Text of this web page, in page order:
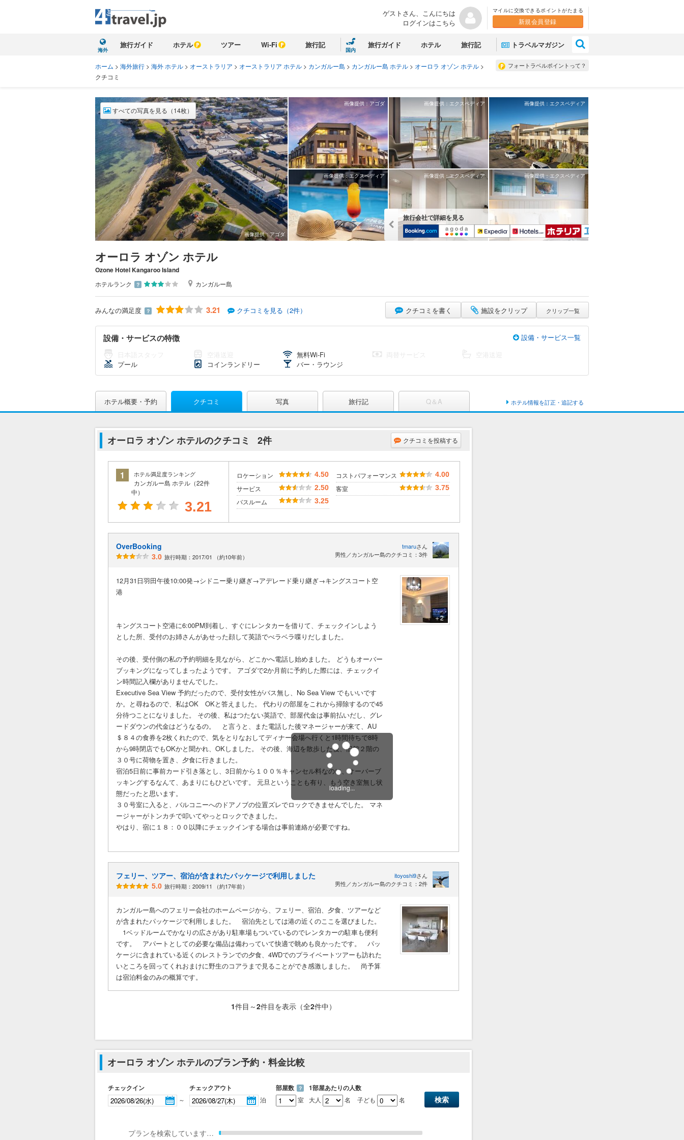
ゲストさん、こんにちは
ログインはこちら
マイルに交換できるポイントがたまる
新規会員登録
海外
旅行ガイド ホテル ツアー Wi-Fi 旅行記
国内
旅行ガイド ホテル 旅行記 トラベルマガジン
フォートラベルポイントって？
ホーム > 海外旅行 > 海外 ホテル > オーストラリア > オーストラリア ホテル > カンガルー島 > カンガルー島 ホテル > オーロラ オゾン ホテル >
クチコミ
画像提供：アゴダ
すべての写真を見る（14枚）
画像提供：アゴダ 画像提供：エクスペディア 画像提供：エクスペディア
画像提供：エクスペディア 画像提供：エクスペディア 画像提供：エクスペディア
旅行会社で詳細を見る
オーロラ オゾン ホテル
Ozone Hotel Kangaroo Island
ホテルランク ？ カンガルー島
みんなの満足度 ？ 3.21 クチコミを見る（2件） クチコミを書く 施設をクリップ クリップ一覧
設備・サービスの特徴
設備・サービス一覧
無料Wi-Fi
プール
コインランドリー バー・ラウンジ
ホテル概要・予約 クチコミ 写真 旅行記 Q＆A ホテル情報を訂正・追記する
オーロラ オゾン ホテルのクチコミ 2件 クチコミを投稿する
1 ホテル満足度ランキング
カンガルー島 ホテル（22件
中）
3.21
ロケーション 4.50 コストパフォーマンス 4.00
サービス 2.50 客室 3.75
バスルーム 3.25
OverBooking
3.0 旅行時期：2017/01 （約10年前）
tmaruさん
男性／カンガルー島のクチコミ：3件
12月31日羽田午後10:00発→シドニー乗り継ぎ→アデレード乗り継ぎ→キングスコート空
港
キングスコート空港に6:00PM到着し、すぐにレンタカーを借りて、チェックインしよう
とした所、受付のお姉さんがあせった顔して英語でべラベラ喋りだしました。
その後、受付側の私の予約明細を見ながら、どこかへ電話し始めました。 どうもオーバー
ブッキングになってしまったようです。 アゴダで2か月前に予約した際には、チェックイ
ン時間記入欄がありませんでした。
Executive Sea View 予約だったので、受付女性がバス無し、No Sea View でもいいです
か。と尋ねるので、私はOK OKと答えました。 代わりの部屋をこれから掃除するので45
分待つことになりました。 その後、私はつたない英語で、部屋代金は事前払いだし、グレ
ードダウンの代金はどうなるの。 と言うと、また電話した後マネージャーが来て、AU
＄８４の食券を2枚くれたので、気をとりなおしてディナー会場へ行くと1時間待ちで8時
から9時閉店でもOKかと聞かれ、OKしました。 その後、海辺を散歩した後、旧館２階の
３０号に荷物を置き、夕食に行きました。
宿泊5日前に事前カード引き落とし、3日前から１００％キャンセル料なのに、オーバーブ
ッキングするなんて、あまりにもひどいです。 元旦ということも有り、もう空き室無し状
態だったと思います。
３０号室に入ると、バルコニーへのドアノブの位置ズレでロックできませんでした。 マネ
ージャーがトンカチで叩いてやっとロックできました。
やはり、宿に１８：００以降にチェックインする場合は事前連絡が必要ですね。
＋2
フェリー、ツアー、宿泊が含まれたパッケージで利用しました
5.0 旅行時期：2009/11 （約17年前）
itoyoshi9さん
男性／カンガルー島のクチコミ：2件
カンガルー島へのフェリー会社のホームページから、フェリー、宿泊、夕食、ツアーなど
が含まれたパッケージで利用しました。 宿泊先としては港の近くのここを選びました。
1ベッドルームでかなりの広さがあり駐車場もついているのでレンタカーの駐車も便利
です。 アパートとしての必要な備品は備わっていて快適で眺めも良かったです。 パッ
ケージに含まれている近くのレストランでの夕食、4WDでのプライベートツアーも訪れた
いところを回ってくれおまけに野生のコアラまで見ることができ感激しました。 尚予算
は宿泊料金のみの概算です。
1件目～2件目を表示（全2件中）
オーロラ オゾン ホテルのプラン予約・料金比較
チェックイン
～
チェックアウト
泊
部屋数 ？
室
1部屋あたりの人数
大人 名 子ども 名
プランを検索しています…
loading...